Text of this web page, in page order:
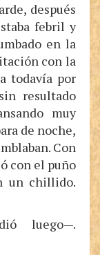
después
febril y
en la
con la
todavía por
resultado
muy
de noche,
Con
con el puño
un chillido.
luego—.